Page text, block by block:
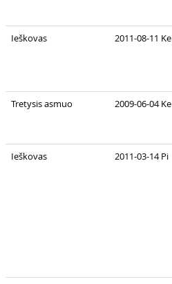
Ieškovas 2011-08-11 Ke
Tretysis asmuo 2009-06-04 Ke
Ieškovas 2011-03-14 Pi